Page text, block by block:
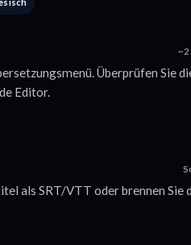
~2
Überprüfen Sie
Editor.
als SRT/VTT oder brennen Sie